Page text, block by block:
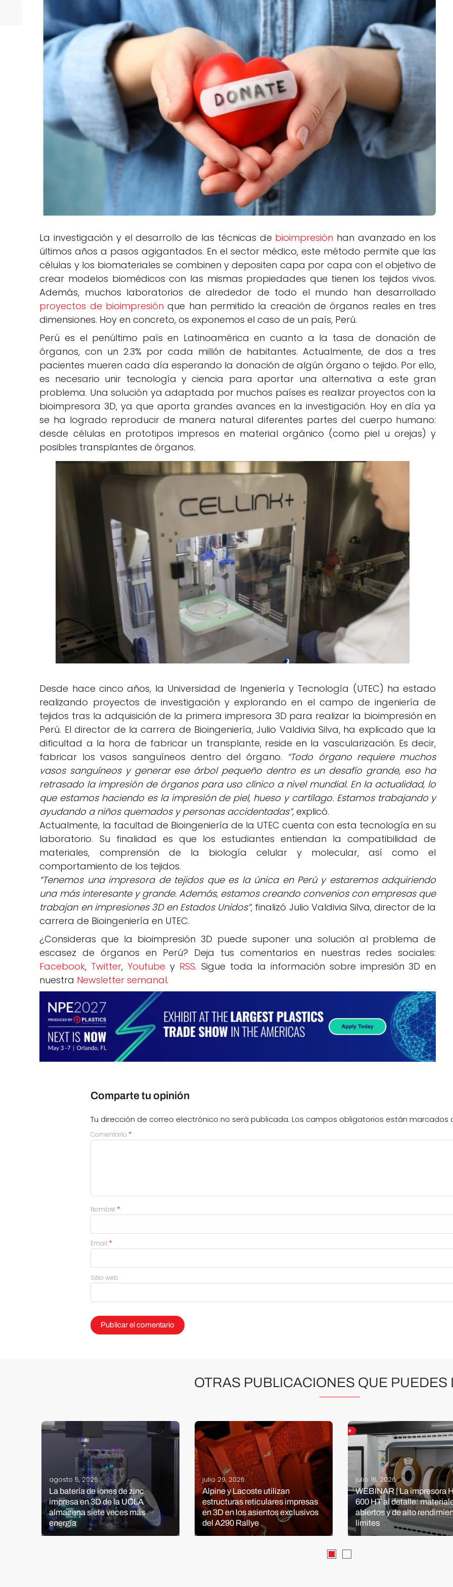
Negocios
Rankings 3D
Softwares 3D
Vídeos
La investigación y el desarrollo de las técnicas de bioimpresión han avanzado en los
últimos años a pasos agigantados. En el sector médico, este método permite que las
células y los biomateriales se combinen y depositen capa por capa con el objetivo de
crear modelos biomédicos con las mismas propiedades que tienen los tejidos vivos.
Además, muchos laboratorios de alrededor de todo el mundo han desarrollado
proyectos de bioimpresión que han permitido la creación de órganos reales en tres
dimensiones. Hoy en concreto, os exponemos el caso de un país, Perú.
Perú es el penúltimo país en Latinoamérica en cuanto a la tasa de donación de
órganos, con un 2.3% por cada millón de habitantes. Actualmente, de dos a tres
pacientes mueren cada día esperando la donación de algún órgano o tejido. Por ello,
es necesario unir tecnología y ciencia para aportar una alternativa a este gran
problema. Una solución ya adaptada por muchos países es realizar proyectos con la
bioimpresora 3D, ya que aporta grandes avances en la investigación. Hoy en día ya
se ha logrado reproducir de manera natural diferentes partes del cuerpo humano:
desde células en prototipos impresos en material orgánico (como piel u orejas) y
posibles transplantes de órganos.
Desde hace cinco años, la Universidad de Ingeniería y Tecnología (UTEC) ha estado
realizando proyectos de investigación y explorando en el campo de ingeniería de
tejidos tras la adquisición de la primera impresora 3D para realizar la bioimpresión en
Perú. El director de la carrera de Bioingeniería, Julio Valdivia Silva, ha explicado que la
dificultad a la hora de fabricar un transplante, reside en la vascularización. Es decir,
fabricar los vasos sanguíneos dentro del órgano. “Todo órgano requiere muchos
vasos sanguíneos y generar ese árbol pequeño dentro es un desafío grande, eso ha
retrasado la impresión de órganos para uso clínico a nivel mundial. En la actualidad, lo
que estamos haciendo es la impresión de piel, hueso y cartílago. Estamos trabajando y
ayudando a niños quemados y personas accidentadas”, explicó.
Actualmente, la facultad de Bioingeniería de la UTEC cuenta con esta tecnología en su
laboratorio. Su finalidad es que los estudiantes entiendan la compatibilidad de
materiales, comprensión de la biología celular y molecular, así como el
comportamiento de los tejidos.
“Tenemos una impresora de tejidos que es la única en Perú y estaremos adquiriendo
una más interesante y grande. Además, estamos creando convenios con empresas que
trabajan en impresiones 3D en Estados Unidos”, finalizó Julio Valdivia Silva, director de la
carrera de Bioingeniería en UTEC.
¿Consideras que la bioimpresión 3D puede suponer una solución al problema de
escasez de órganos en Perú? Deja tus comentarios en nuestras redes sociales:
Facebook, Twitter, Youtube y RSS. Sigue toda la información sobre impresión 3D en
nuestra Newsletter semanal.
Comparte tu opinión
Tu dirección de correo electrónico no será publicada. Los campos obligatorios están marcados
Comentario *
Nombre *
Email *
Sitio web
OTRAS PUBLICACIONES QUE PUEDES
agosto 5, 2026
La batería de iones de zinc
impresa en 3D de la UCLA
almacena siete veces más
energía
julio 29, 2026
Alpine y Lacoste utilizan
estructuras reticulares impresas
en 3D en los asientos exclusivos
del A290 Rallye
julio 16, 2026
WEBINAR | La impresora
600 HT al detalle:
abiertos y de alto
límites